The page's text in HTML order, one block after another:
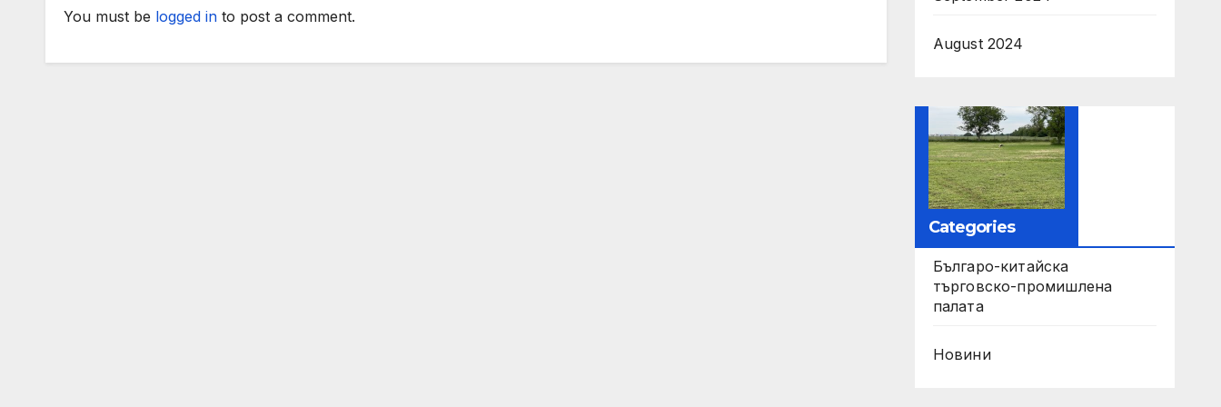
външните работи
„Гимних“ на 30
You must be logged in to post a comment.
August 2024
Categories
Българо-китайска
търговско-промишлена
палата
Новини